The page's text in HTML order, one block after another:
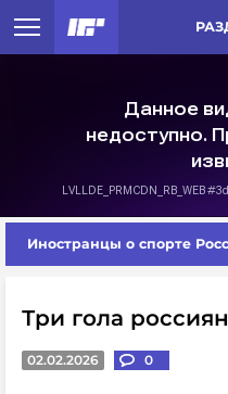
Иностранцы о спорте
Три гола
02.02.2026 0